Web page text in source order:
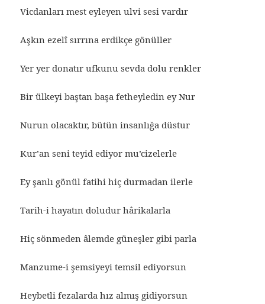
Vicdanları mest eyleyen ulvi sesi vardır
Aşkın ezelî sırrına erdikçe gönüller
Yer yer donatır ufkunu sevda dolu renkler
Bir ülkeyi baştan başa fetheyledin ey Nur
Nurun olacaktır, bütün insanlığa düstur
Kur’an seni teyid ediyor mu’cizelerle
Ey şanlı gönül fatihi hiç durmadan ilerle
Tarih-i hayatın doludur hârikalarla
Hiç sönmeden âlemde güneşler gibi parla
Manzume-i şemsiyeyi temsil ediyorsun
Heybetli fezalarda hız almış gidiyorsun